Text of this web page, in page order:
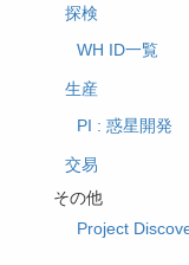
探検
WH ID一覧
生産
PI : 惑星開発
交易
その他
Project